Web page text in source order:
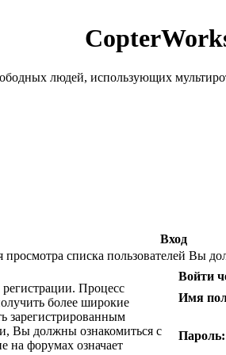
людей, использующих
Вход
просмотра списка пользователей Вы
Процесс
более широкие
зарегистрированным
Вы должны ознакомиться с
на форумах означает
Войти
Имя
Пароль: